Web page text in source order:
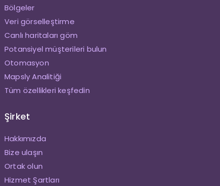
Bölgeler
Veri görselleştirme
Canlı haritaları göm
Potansiyel müşterileri bulun
Otomasyon
Mapsly Analitiği
Tüm özellikleri keşfedin
Şirket
Hakkımızda
Bize ulaşın
Ortak olun
Hizmet Şartları